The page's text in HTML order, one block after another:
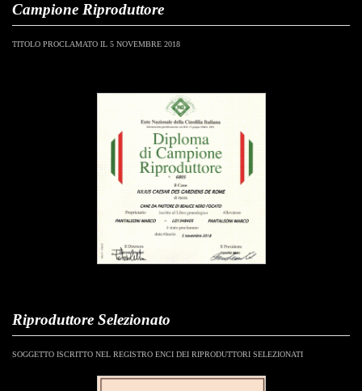
Campione Riproduttore
TITOLO PROCLAMATO IL 5 NOVEMBRE 2018
Riproduttore Selezionato
SOGGETTO ISCRITTO NEL REGISTRO ENCI DEI RIPRODUTTORI SELEZIONATI